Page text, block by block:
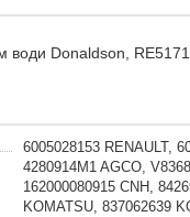
води Donaldson,
6005028153 RENAULT,
4280914M1 AGCO,
162000080915 CNH,
KOMATSU, 837062639